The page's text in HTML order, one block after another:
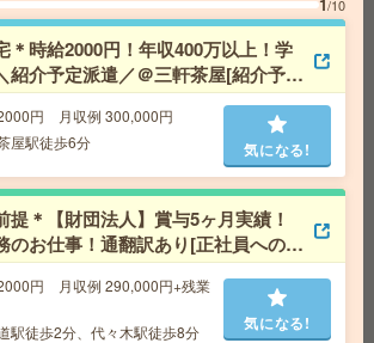
＋交 【月収例】353,625円～ ■
速払いサービスあり
り
東京メトロ日比谷線 六本木駅徒
気になる!
即払いOK！高時給！卓球ラケットの製造
り
バス15分 ※送迎有り
気になる!
/10
＊時給2000円！年収400万以上！学
紹介予定派遣／＠三軒茶屋[紹介予定
円 月収例 300,000円
屋駅徒歩6分 気になる!
提＊【財団法人】賞与5ヶ月実績！
のお仕事！通翻訳あり[正社員への紹
遣]
円 月収例 290,000円+残業
駅徒歩2分、代々木駅徒歩8分 気になる!